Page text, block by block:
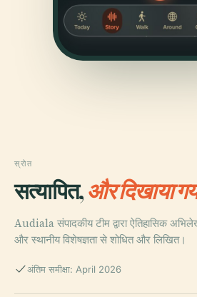
स्रोत
सत्यापित,और दिखाया
Audiala संपादकीय टीम द्वारा ऐतिहासिक
और स्थानीय विशेषज्ञता से शोधित और लिखित।
अंतिम समीक्षा: April 2026